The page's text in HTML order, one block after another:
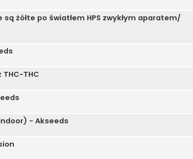
żółte po światłem HPS zwykłym aparatem/
THC
- Akseeds